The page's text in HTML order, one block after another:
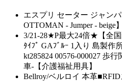
エスプリ セーター ジャン
OTTOMAN - Jumper - beige
3/21-28★P最大24倍★【全国
ﾀｲﾌﾟ GAﾌﾞﾙｰ 1入り 島製作
kt285824 00576-000027 歩
車-【介護福祉用具】
Bellroy/ベルロイ 本革